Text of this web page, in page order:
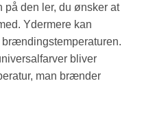
på den ler, du ønsker at
Ydermere kan
bliver
man brænder